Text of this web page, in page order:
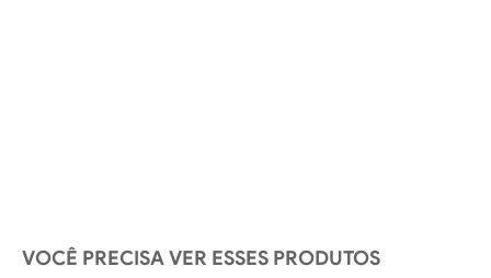
VOCÊ PRECISA VER ESSES PRODUTOS